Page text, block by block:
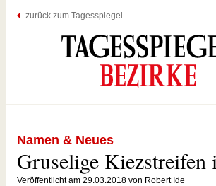
zurück zum Tagesspiegel
Namen & Neues
Gruselige Kiezstreifen
Veröffentlicht am 29.03.2018 von Robert Ide